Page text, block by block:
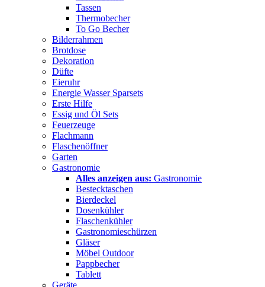
Tassen
Thermobecher
To Go Becher
Bilderrahmen
Brotdose
Dekoration
Düfte
Eieruhr
Energie Wasser Sparsets
Erste Hilfe
Essig und Öl Sets
Feuerzeuge
Flachmann
Flaschenöffner
Garten
Gastronomie
Alles anzeigen aus: Gastronomie
Bestecktaschen
Bierdeckel
Dosenkühler
Flaschenkühler
Gastronomieschürzen
Gläser
Möbel Outdoor
Pappbecher
Tablett